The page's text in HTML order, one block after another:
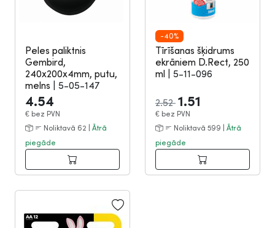
Peles paliktnis
Gembird,
240x200x4mm, putu,
melns
5-05-147
4.54
€ bez PVN
Noliktavā 62 | Ātrā
piegāde
-40%
Tīrīšanas šķidrums
ekrāniem D.Rect, 250
ml
5-11-096
2.52 1.51
€ bez PVN
Noliktavā 599 | Ātrā
piegāde